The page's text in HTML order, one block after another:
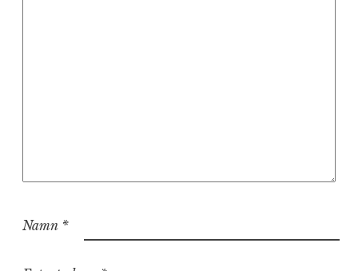
Namn *